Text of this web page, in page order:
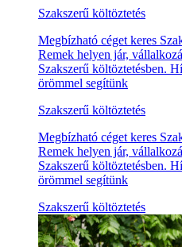
Szakszerű költöztetés
Megbízható céget keres
Remek helyen jár,
Szakszerű költöztetésben.
örömmel segítünk
Szakszerű költöztetés
Megbízható céget keres
Remek helyen jár,
Szakszerű költöztetésben.
örömmel segítünk
Szakszerű költöztetés